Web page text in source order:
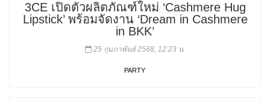
3CE เปิดตัวผลิตภัณฑ์ใหม่ ‘Cashmere Hug
Lipstick’ พร้อมจัดงาน ‘Dream in Cashmere
in BKK’
25 กุมภาพันธ์ 2568, 12:23 น.
PARTY